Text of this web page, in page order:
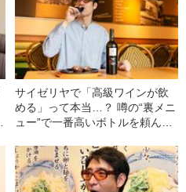
サイゼリヤで「高級ワインが飲
める」って本当…？ 噂の“裏メニ
ュー”で一番高いボトルを頼んで